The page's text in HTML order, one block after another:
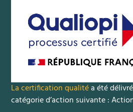
La certification qualitéa été
catégorie d’action suivante :